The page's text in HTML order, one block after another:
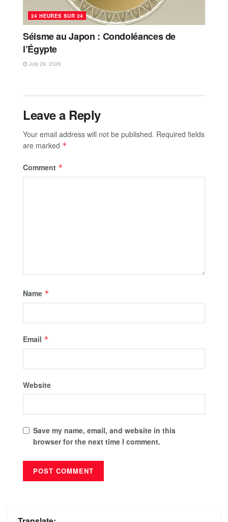
24 HEURES SUR 24
Séisme au Japon : Condoléances de
l’Égypte
July 29, 2026
Leave a Reply
Your email address will not be published. Required fields
are marked *
Comment *
Name *
Email *
Website
Save my name, email, and website in this
browser for the next time I comment.